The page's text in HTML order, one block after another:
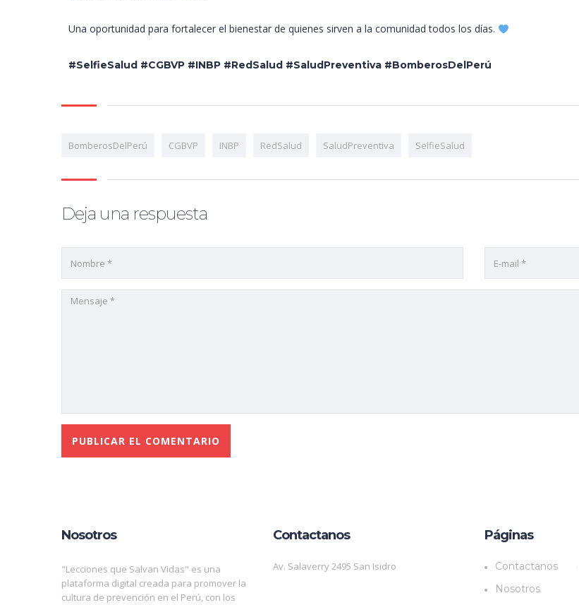
Una oportunidad para fortalecer el bienestar de quienes sirven a la comunidad todos los días.
#SelfieSalud #CGBVP #INBP #RedSalud #SaludPreventiva #BomberosDelPerú
BomberosDelPerú CGBVP INBP RedSalud SaludPreventiva SelfieSalud
Deja una respuesta
Nosotros
"Lecciones que Salvan Vidas" es una
plataforma digital creada para promover la
cultura de prevención en el Perú, con los
Contactanos
Av. Salaverry 2495 San Isidro
Páginas
Contactanos
Nosotros